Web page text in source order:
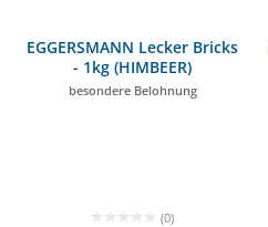
EGGERSMANN Lecker Bricks
- 1kg (HIMBEER)
besondere Belohnung
(0)